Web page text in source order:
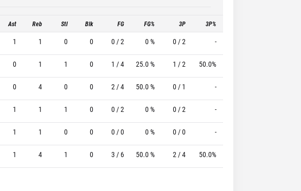
Ast Reb Stl Blk FG FG% 3P 3P%
1 1 0 0 0 / 2 0 % 0 / 2 -
0 1 1 0 1 / 4 25.0 % 1 / 2 50.0%
0 4 0 0 2 / 4 50.0 % 0 / 1 -
1 1 1 0 0 / 2 0 % 0 / 2 -
1 1 0 0 0 / 0 0 % 0 / 0 -
1 4 1 0 3 / 6 50.0 % 2 / 4 50.0%